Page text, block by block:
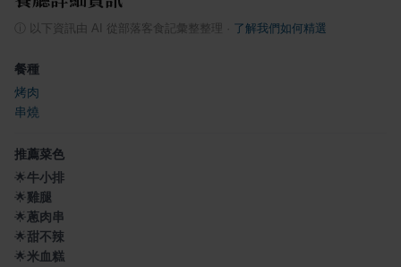
以下資訊由 AI 從部落客食記彙整整理 了解我們如何精選
餐種
烤肉
串燒
推薦菜色
🌟牛小排
🌟雞腿
🌟蔥肉串
🌟甜不辣
🌟米血糕